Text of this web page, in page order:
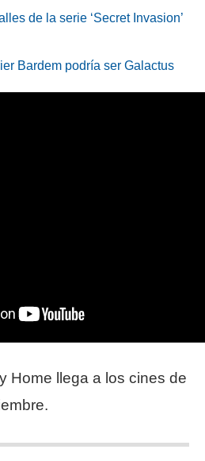
de la serie ‘Secret Invasion’
Bardem podría ser Galactus
Home llega a los cines de